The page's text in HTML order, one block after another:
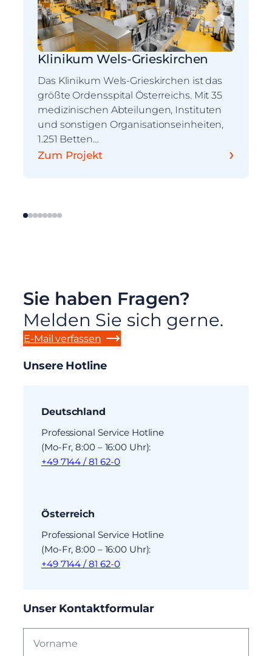
Klinikum Wels-Grieskirchen
Das Klinikum Wels-Grieskirchen ist das
größte Ordensspital Österreichs. Mit 35
medizinischen Abteilungen, Instituten
und sonstigen Organisationseinheiten,
1.251 Betten…
Zum Projekt ›
Sie haben Fragen?
Melden Sie sich gerne.
E-Mail verfassen
Unsere Hotline
Deutschland
Professional Service Hotline
(Mo-Fr, 8:00 – 16:00 Uhr):
+49 7144 / 81 62-0
Österreich
Professional Service Hotline
(Mo-Fr, 8:00 – 16:00 Uhr):
+49 7144 / 81 62-0
Unser Kontaktformular